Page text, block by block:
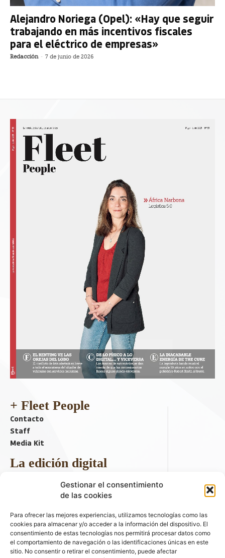
Gestionar el consentimiento
de las cookies
Para ofrecer las mejores experiencias, utilizamos tecnologías como las
cookies para almacenar y/o acceder a la información del dispositivo. El
consentimiento de estas tecnologías nos permitirá procesar datos como
el comportamiento de navegación o las identificaciones únicas en este
sitio. No consentir o retirar el consentimiento, puede afectar
Alejandro Noriega (Opel): «Hay que seguir
trabajando en más incentivos fiscales
para el eléctrico de empresas»
Redacción - 7 de junio de 2026
+ Fleet People
Contacto
Staff
Media Kit
La edición digital
Descargar último ejemplar
ir a hemeroteca
+ Contenido en redes sociales